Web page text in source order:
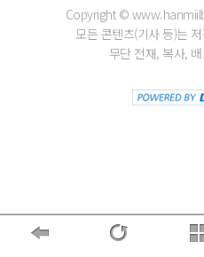
Copyright ©
모든 콘텐츠(기사 등)는
무단 전재, 복사,